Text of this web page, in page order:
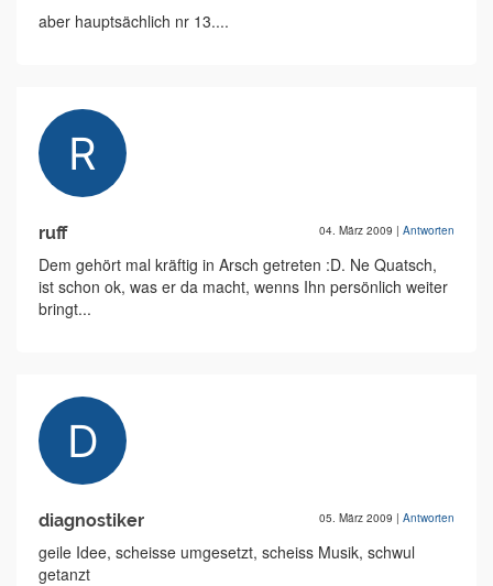
aber hauptsächlich nr 13....
ruff 04. März 2009 | Antworten
Dem gehört mal kräftig in Arsch getreten :D. Ne Quatsch,
ist schon ok, was er da macht, wenns Ihn persönlich weiter
bringt...
diagnostiker 05. März 2009 | Antworten
geile Idee, scheisse umgesetzt, scheiss Musik, schwul
getanzt